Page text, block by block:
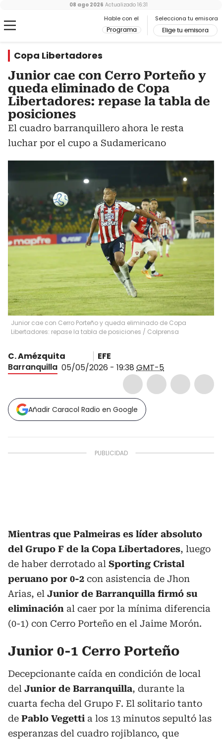
Hable con el
Programa
Selecciona tu emisora
Elige tu emisora
08 ago 2026 Actualizado 16:31
Copa Libertadores
Junior cae con Cerro Porteño y
queda eliminado de Copa
Libertadores: repase la tabla de
posiciones
El cuadro barranquillero ahora le resta
luchar por el cupo a Sudamericano
Junior cae con Cerro Porteño y queda eliminado de Copa
Libertadores: repase la tabla de posiciones / Colprensa
C. Amézquita
EFE
Barranquilla 05/05/2026 - 19:38 GMT-5
Añadir Caracol Radio en Google
Mientras que Palmeiras es líder absoluto
del Grupo F de la Copa Libertadores, luego
de haber derrotado al Sporting Cristal
peruano por 0-2 con asistencia de Jhon
Arias, el Junior de Barranquilla firmó su
eliminación al caer por la mínima diferencia
(0-1) con Cerro Porteño en el Jaime Morón.
Junior 0-1 Cerro Porteño
Decepcionante caída en condición de local
del Junior de Barranquilla, durante la
cuarta fecha del Grupo F. El solitario tanto
de Pablo Vegetti a los 13 minutos sepultó las
esperanzas del cuadro rojiblanco, que